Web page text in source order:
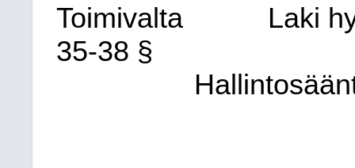
Toimivalta
Laki
35-38 §